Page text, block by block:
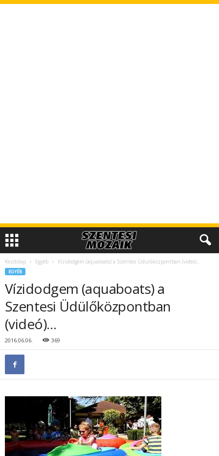
Kezdőlap Egyéb Vízidodgem (aquaboats) a Szentesi Üdülőközpontban (videó)…
EGYÉB
Vízidodgem (aquaboats) a
Szentesi Üdülőközpontban
(videó)…
2016.06.06. 369